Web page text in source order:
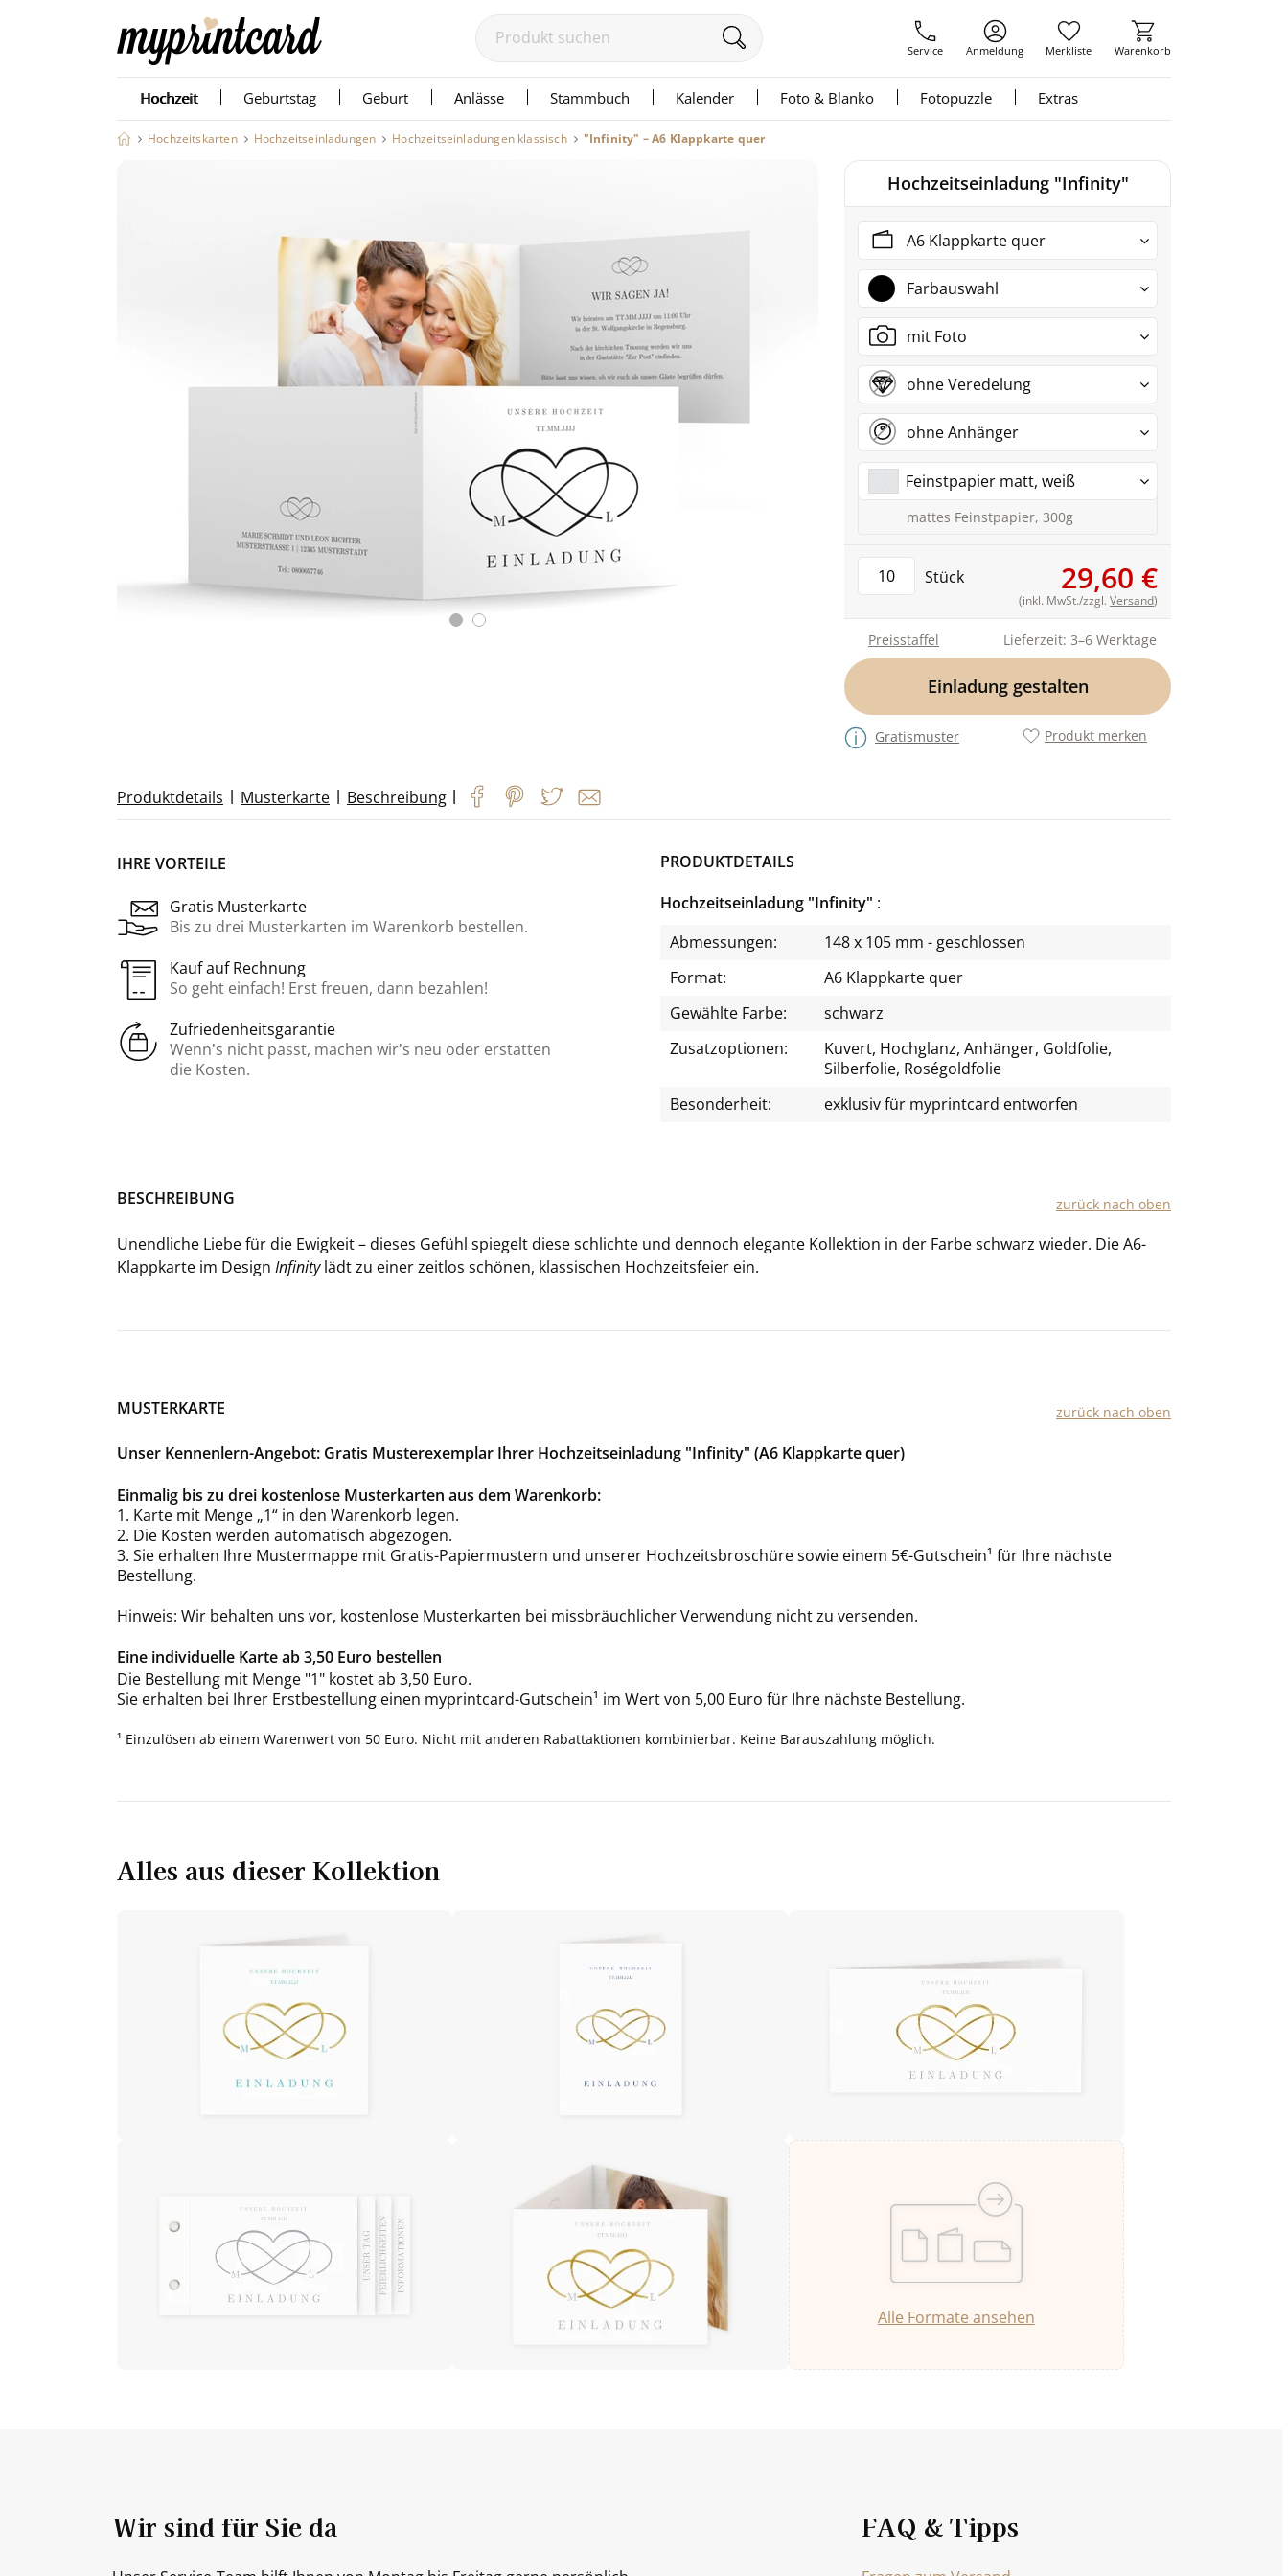
Service Anmeldung Merkliste Warenkorb
Hochzeit Geburtstag Geburt Anlässe Stammbuch Kalender Foto & Blanko Fotopuzzle Extras
Hochzeitskarten Hochzeitseinladungen Hochzeitseinladungen klassisch "Infinity" – A6 Klappkarte quer
Hochzeitseinladung "Infinity"
A6 Klappkarte quer
Farbauswahl
mit Foto
ohne Veredelung
ohne Anhänger
Feinstpapier matt, weiß
mattes Feinstpapier, 300g
Stück 29,60 €
(inkl. MwSt./zzgl. Versand)
Lieferzeit: 3–6 Werktage
Preisstaffel
Einladung gestalten
Produkt merken
Gratismuster
Produktdetails | Musterkarte | Beschreibung |
IHRE VORTEILE
Gratis Musterkarte
Bis zu drei Musterkarten im Warenkorb bestellen.
Kauf auf Rechnung
So geht einfach! Erst freuen, dann bezahlen!
Zufriedenheitsgarantie
Wenn’s nicht passt, machen wir’s neu oder erstatten
die Kosten.
PRODUKTDETAILS
Hochzeitseinladung "Infinity"
Abmessungen:
148 x 105 mm - geschlossen
Format:
A6 Klappkarte quer
Gewählte Farbe:
schwarz
Zusatzoptionen:
Kuvert, Hochglanz, Anhänger, Goldfolie,
Silberfolie, Roségoldfolie
Besonderheit:
exklusiv für myprintcard entworfen
BE­SCHREI­BUNG zu­rück nach oben
Un­end­li­che Liebe für die Ewig­keit – die­ses Ge­fühl spie­gelt diese schlich­te und den­noch ele­gan­te Kol­lek­ti­on in der Farbe schwarz wie­der. Die A6-​
Klappkarte im De­sign In­fi­ni­tylädt zu einer zeit­los schö­nen, klas­si­schen Hoch­zeits­fei­er ein.
MUSTERKARTE zurück nach oben
Unser Kennenlern-Angebot: Gratis Musterexemplar Ihrer Hochzeitseinladung "Infinity" (A6 Klappkarte quer)
Einmalig bis zu drei kostenlose Musterkarten aus dem Warenkorb:
1. Karte mit Menge „1“ in den Warenkorb legen.
2. Die Kosten werden automatisch abgezogen.
3. Sie erhalten Ihre Mustermappe mit Gratis-Papiermustern und unserer Hochzeitsbroschüre sowie einem 5€-Gutschein¹ für Ihre nächste
Bestellung.
Hinweis: Wir behalten uns vor, kostenlose Musterkarten bei missbräuchlicher Verwendung nicht zu versenden.
Eine individuelle Karte ab 3,50 Euro bestellen
Die Bestellung mit Menge "1" kostet ab 3,50 Euro.
Sie erhalten bei Ihrer Erstbestellung einen myprintcard-Gutschein¹ im Wert von 5,00 Euro für Ihre nächste Bestellung.
¹ Einzulösen ab einem Warenwert von 50 Euro. Nicht mit anderen Rabattaktionen kombinierbar. Keine Barauszahlung möglich.
Alles aus dieser Kollektion
Alle Formate ansehen
FAQ & Tipps
Wir sind für Sie da